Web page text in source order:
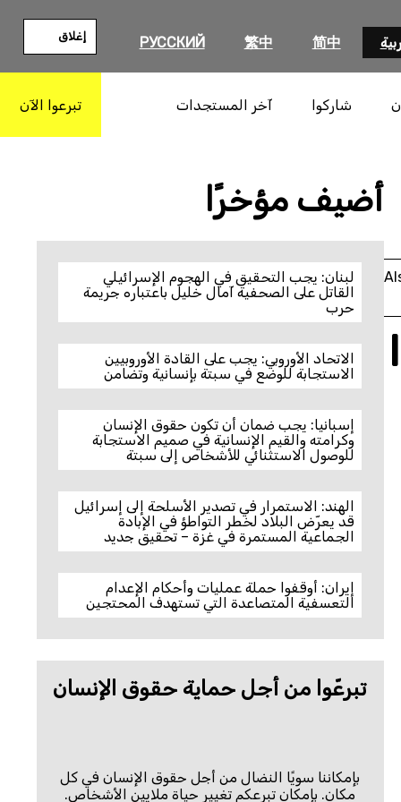
简中
繁中
РУССКИЙ إغلاق
شاركوا آخر المستجدات تبرعوا الآن
أضيف مؤخرًا
لبنان: يجب التحقيق في الهجوم الإسرائيلي
القاتل على الصحفية آمال خليل باعتباره جريمة
حرب
الاتحاد الأوروبي: يجب على القادة الأوروبيين
الاستجابة للوضع في سبتة بإنسانية وتضامن
إسبانيا: يجب ضمان أن تكون حقوق الإنسان
وكرامته والقيم الإنسانية في صميم الاستجابة
للوصول الاستثنائي للأشخاص إلى سبتة
الهند: الاستمرار في تصدير الأسلحة إلى إسرائيل
قد يعرّض البلاد لخطر التواطؤ في الإبادة
الجماعية المستمرة في غزة – تحقيق جديد
إيران: أوقفوا حملة عمليات وأحكام الإعدام
التعسفية المتصاعدة التي تستهدف المحتجين
تبرعّوا من أجل حماية حقوق الإنسان
بإمكاننا سويًا النضال من أجل حقوق الإنسان في كل
مكان. بإمكان تبرعكم تغيير حياة ملايين الأشخاص.